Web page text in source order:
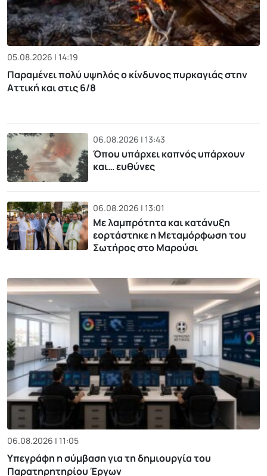
05.08.2026 | 14:19
Παραμένει πολύ υψηλός ο κίνδυνος πυρκαγιάς στην
Αττική και στις 6/8
06.08.2026 | 13:43
Όπου υπάρχει καπνός υπάρχουν
και… ευθύνες
06.08.2026 | 13:01
Με λαμπρότητα και κατάνυξη
εορτάστηκε η Μεταμόρφωση του
Σωτήρος στο Μαρούσι
06.08.2026 | 11:05
Υπεγράφη η σύμβαση για τη δημιουργία του
Παρατηρητηρίου Έργων